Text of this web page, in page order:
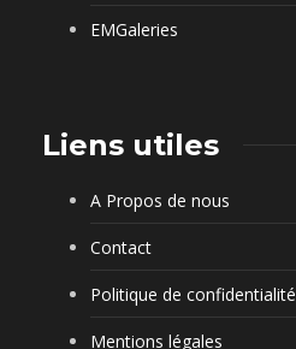
EMGaleries
Liens utiles
A Propos de nous
Contact
Politique de confidentialité
Mentions légales